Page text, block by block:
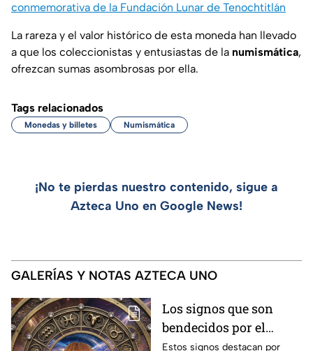
conmemorativa de la Fundación Lunar de Tenochtitlán
La rareza y el valor histórico de esta moneda han llevado
a que los coleccionistas y entusiastas de la numismática,
ofrezcan sumas asombrosas por ella.
Tags relacionados
Monedas y billetes Numismática
¡No te pierdas nuestro contenido, sigue a
Azteca Uno en Google News!
GALERÍAS Y NOTAS AZTECA UNO
Los signos que son
bendecidos por el
universo con suerte en
Estos signos destacan por